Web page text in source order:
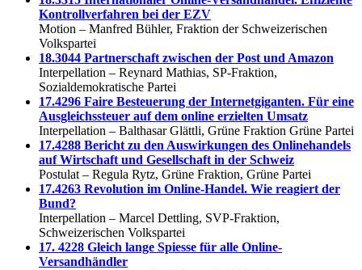
Kontrollverfahren bei der EZV
Motion – Manfred Bühler, Fraktion der Schweizerischen
Volkspartei
18.3044 Partnerschaft zwischen der Post und Amazon
Interpellation – Reynard Mathias, SP-Fraktion,
Sozialdemokratische Partei
17.4296 Faire Besteuerung der Internetgiganten. Für eine
Ausgleichssteuer auf dem online erzielten Umsatz
Interpellation – Balthasar Glättli, Grüne Fraktion Grüne Partei
17.4288 Bericht zu den Auswirkungen des Onlinehandels
auf Wirtschaft und Gesellschaft in der Schweiz
Postulat – Regula Rytz, Grüne Fraktion, Grüne Partei
17.4263 Revolution im Online-Handel. Wie reagiert der
Bund?
Interpellation – Marcel Dettling, SVP-Fraktion,
Schweizerischen Volkspartei
17. 4228 Gleich lange Spiesse für alle Online-
Versandhändler